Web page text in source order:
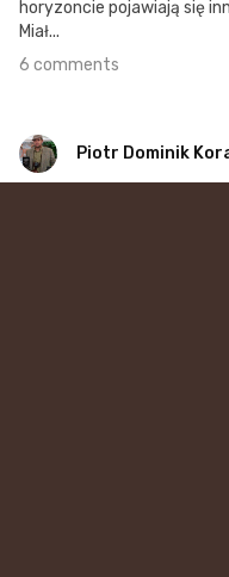
horyzoncie pojawiają się
Miał...
6 comments
Piotr Dominik